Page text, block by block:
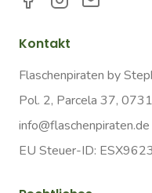
Kontakt
Flaschenpiraten by
Pol. 2, Parcela 37,
info@flaschenpiraten.de
EU Steuer-ID: